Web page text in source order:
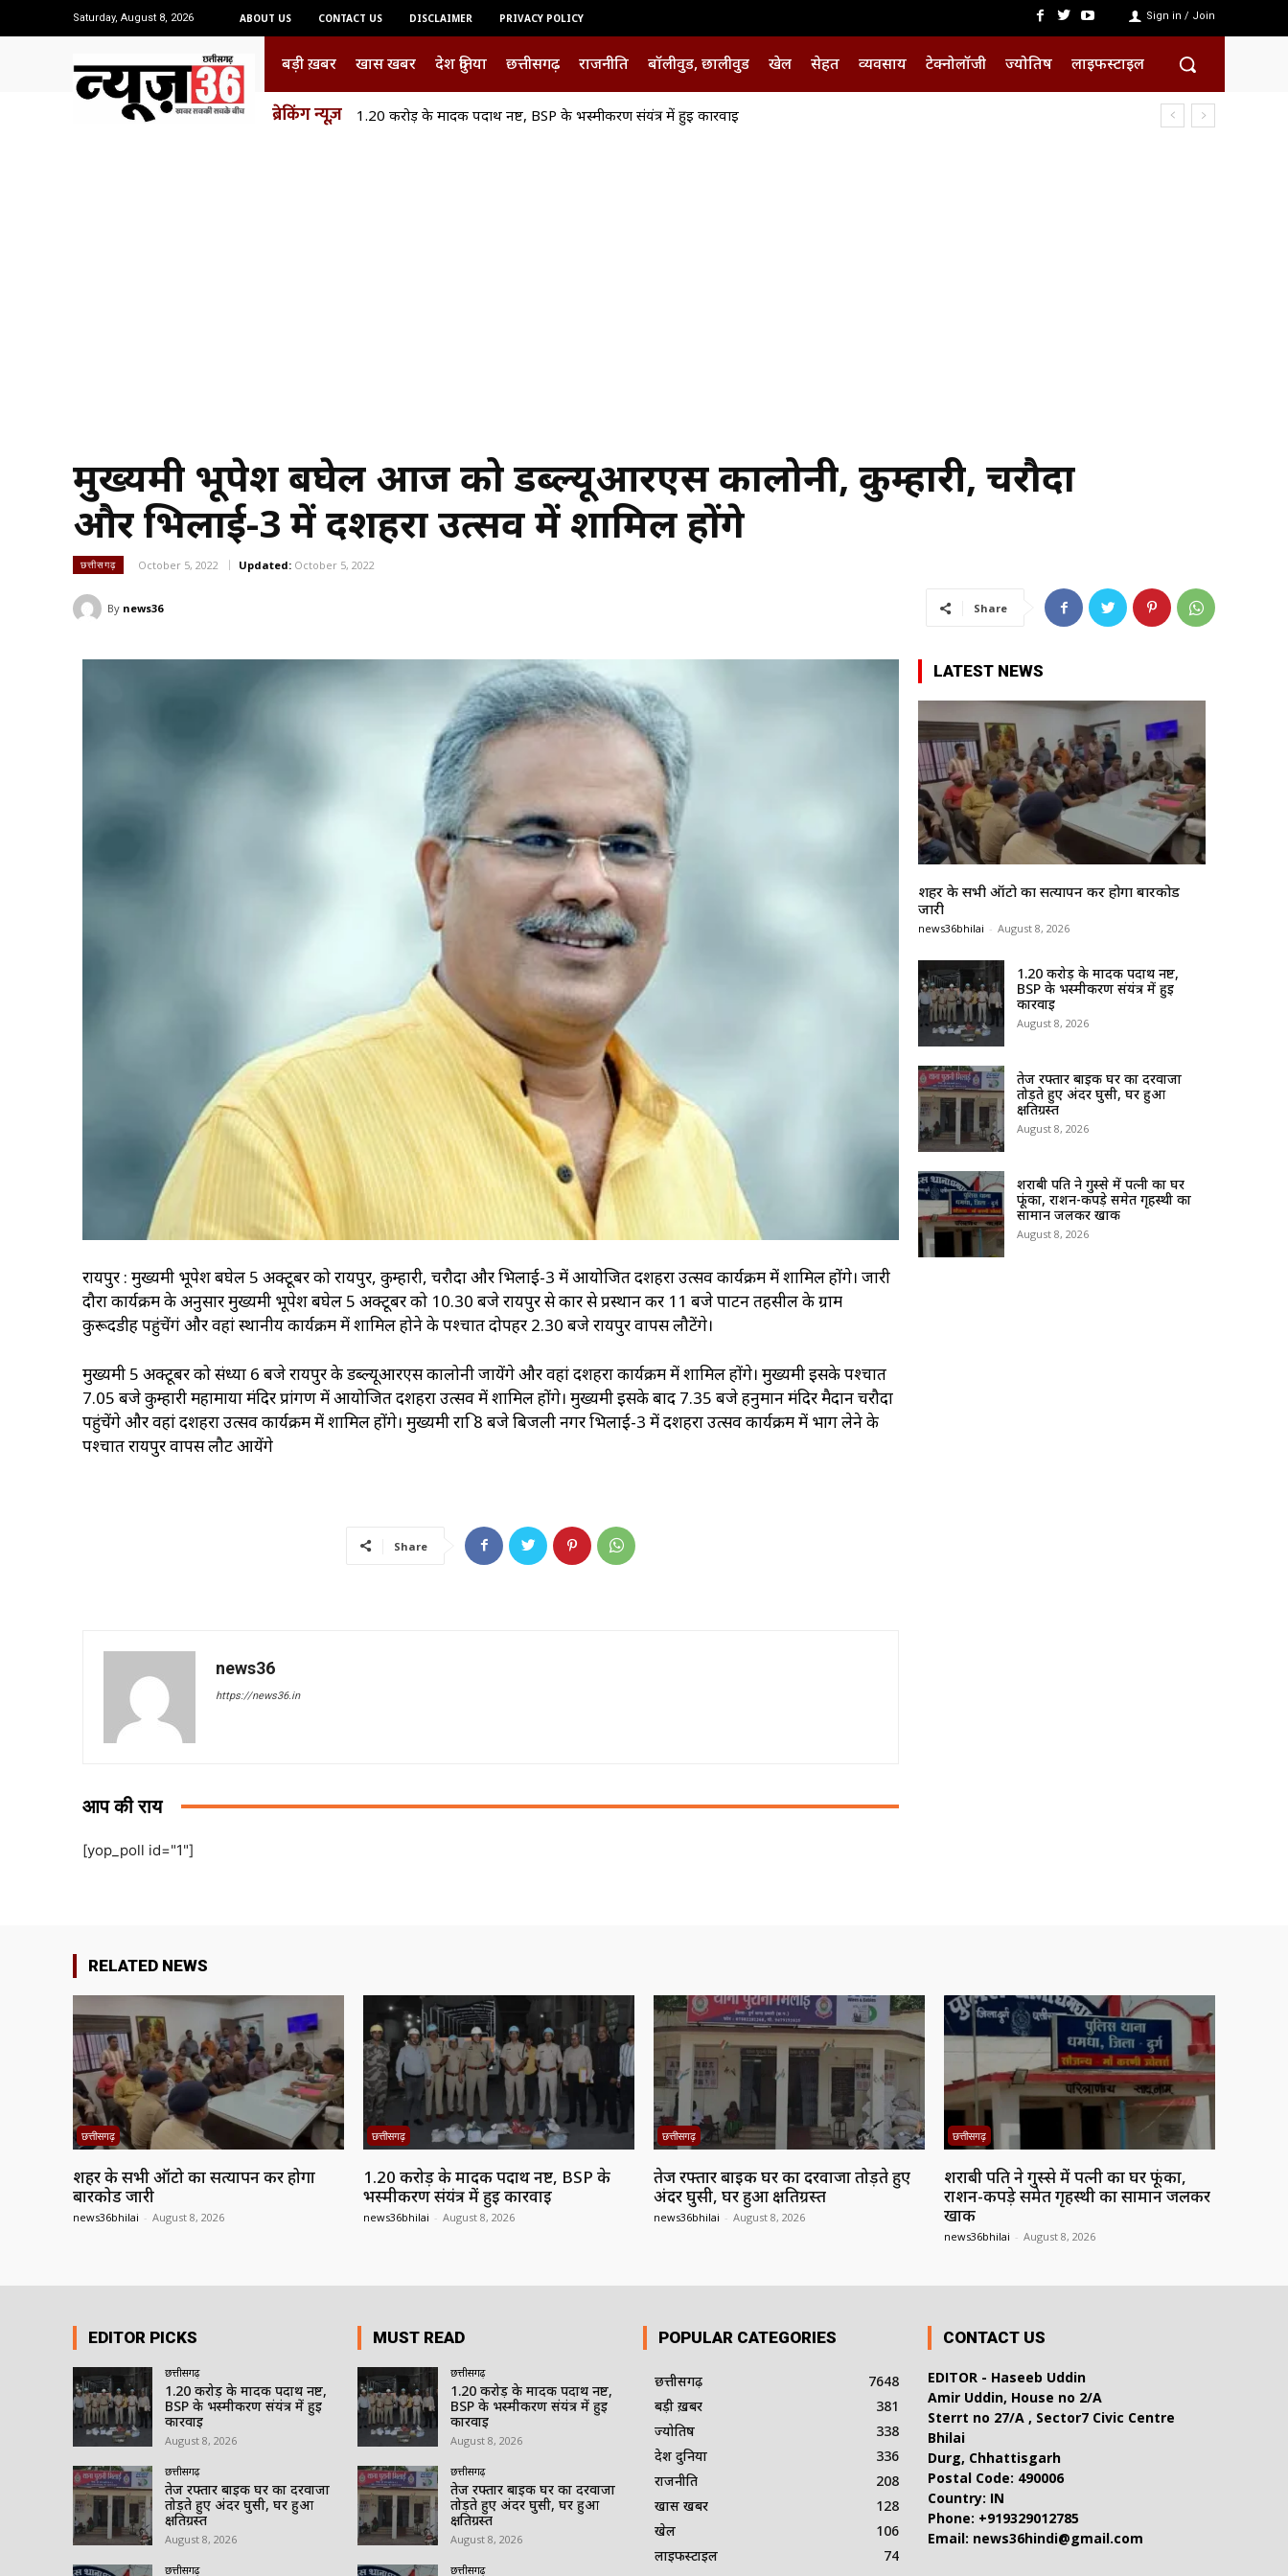
Saturday, August 8, 2026 ABOUT US CONTACT US DISCLAIMER PRIVACY POLICY Sign in / Join
बड़ी ख़बर खास खबर देश दुनिया छत्तीसगढ़ राजनीति बॉलीवुड, छालीवुड खेल सेहत व्यवसाय टेक्नोलॉजी ज्योतिष लाइफस्टाइल
ब्रेकिंग न्यूज़ 1.20 करोड़ के मादक पदार्थ नष्ट, BSP के भस्मीकरण संयंत्र में हुई कार्रवाई
मुख्यमंत्री भूपेश बघेल आज को डब्ल्यूआरएस कालोनी, कुम्हारी, चरौदा
और भिलाई-3 में दशहरा उत्सव में शामिल होंगे
छत्तीसगढ़ October 5, 2022 Updated: October 5, 2022
By news36 Share
रायपुर : मुख्यमंत्री भूपेश बघेल 5 अक्टूबर को रायपुर, कुम्हारी, चरौदा और भिलाई-3 में आयोजित दशहरा उत्सव कार्यक्रम में शामिल होंगे। जारी
दौरा कार्यक्रम के अनुसार मुख्यमंत्री भूपेश बघेल 5 अक्टूबर को 10.30 बजे रायपुर से कार से प्रस्थान कर 11 बजे पाटन तहसील के ग्राम
कुरूदडीह पहुंचेंगं और वहां स्थानीय कार्यक्रम में शामिल होने के पश्चात दोपहर 2.30 बजे रायपुर वापस लौटेंगे।
मुख्यमंत्री 5 अक्टूबर को संध्या 6 बजे रायपुर के डब्ल्यूआरएस कालोनी जायेंगे और वहां दशहरा कार्यक्रम में शामिल होंगे। मुख्यमंत्री इसके पश्चात
7.05 बजे कुम्हारी महामाया मंदिर प्रांगण में आयोजित दशहरा उत्सव में शामिल होंगे। मुख्यमंत्री इसके बाद 7.35 बजे हनुमान मंदिर मैदान चरौदा
पहुंचेंगे और वहां दशहरा उत्सव कार्यक्रम में शामिल होंगे। मुख्यमंत्री रात्रि 8 बजे बिजली नगर भिलाई-3 में दशहरा उत्सव कार्यक्रम में भाग लेने के
पश्चात रायपुर वापस लौट आयेंगे
Share
news36
https://news36.in
आप की राय
[yop_poll id="1"]
LATEST NEWS
शहर के सभी ऑटो का सत्यापन कर होगा बारकोड
जारी
news36bhilai - August 8, 2026
1.20 करोड़ के मादक पदार्थ नष्ट,
BSP के भस्मीकरण संयंत्र में हुई
कार्रवाई
August 8, 2026
तेज रफ्तार बाइक घर का दरवाजा
तोड़ते हुए अंदर घुसी, घर हुआ
क्षतिग्रस्त
August 8, 2026
शराबी पति ने गुस्से में पत्नी का घर
फूंका, राशन-कपड़े समेत गृहस्थी का
सामान जलकर खाक
August 8, 2026
RELATED NEWS
छत्तीसगढ़
शहर के सभी ऑटो का सत्यापन कर होगा
बारकोड जारी
news36bhilai - August 8, 2026
छत्तीसगढ़
1.20 करोड़ के मादक पदार्थ नष्ट, BSP के
भस्मीकरण संयंत्र में हुई कार्रवाई
news36bhilai - August 8, 2026
छत्तीसगढ़
तेज रफ्तार बाइक घर का दरवाजा तोड़ते हुए
अंदर घुसी, घर हुआ क्षतिग्रस्त
news36bhilai - August 8, 2026
छत्तीसगढ़
शराबी पति ने गुस्से में पत्नी का घर फूंका,
राशन-कपड़े समेत गृहस्थी का सामान जलकर
खाक
news36bhilai - August 8, 2026
EDITOR PICKS
छत्तीसगढ़
1.20 करोड़ के मादक पदार्थ नष्ट,
BSP के भस्मीकरण संयंत्र में हुई
कार्रवाई
August 8, 2026
छत्तीसगढ़
तेज रफ्तार बाइक घर का दरवाजा
तोड़ते हुए अंदर घुसी, घर हुआ
क्षतिग्रस्त
August 8, 2026
छत्तीसगढ़
MUST READ
छत्तीसगढ़
1.20 करोड़ के मादक पदार्थ नष्ट,
BSP के भस्मीकरण संयंत्र में हुई
कार्रवाई
August 8, 2026
छत्तीसगढ़
तेज रफ्तार बाइक घर का दरवाजा
तोड़ते हुए अंदर घुसी, घर हुआ
क्षतिग्रस्त
August 8, 2026
छत्तीसगढ़
POPULAR CATEGORIES
छत्तीसगढ़
7648
बड़ी ख़बर
381
ज्योतिष
338
देश दुनिया
336
राजनीति
208
खास खबर
128
खेल
106
लाइफस्टाइल
74
CONTACT US
EDITOR - Haseeb Uddin
Amir Uddin, House no 2/A
Sterrt no 27/A , Sector7 Civic Centre
Bhilai
Durg, Chhattisgarh
Postal Code: 490006
Country: IN
Phone: +919329012785
Email: news36hindi@gmail.com